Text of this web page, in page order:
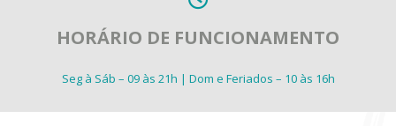
HORÁRIO DE FUNCIONAMENTO
Seg à Sáb – 09 às 21h | Dom e Feriados – 10 às 16h